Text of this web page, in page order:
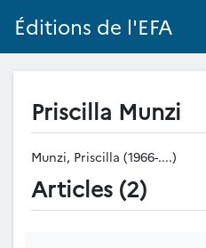
Éditions de l'EFA
Priscilla Munzi
Munzi, Priscilla (1966-....)
Articles (2)